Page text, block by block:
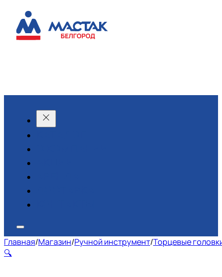
Главная/Магазин/Ручной инструмент/Торцевые
🔍